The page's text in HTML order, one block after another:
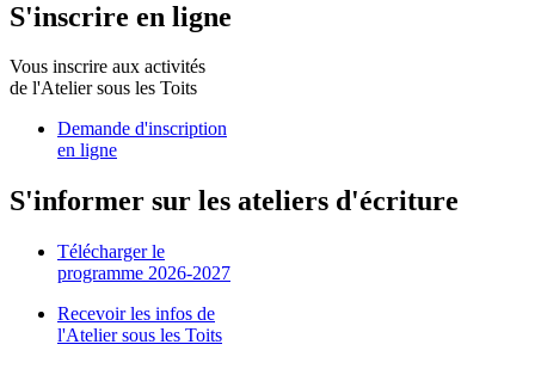
S'inscrire en ligne
Vous inscrire aux activités
de l'Atelier sous les Toits
Demande d'inscription
en ligne
S'informer sur les ateliers d'écriture
Télécharger le
programme 2026-2027
Recevoir les infos de
l'Atelier sous les Toits